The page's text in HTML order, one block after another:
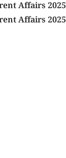
Affairs 2025
Affairs 2025